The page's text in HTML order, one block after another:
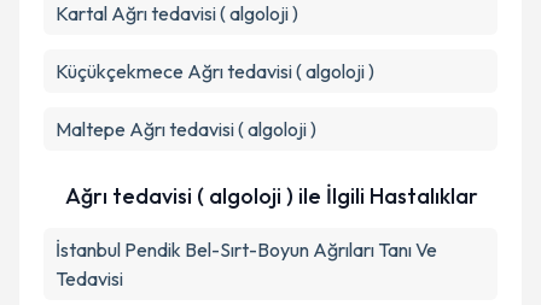
Kartal Ağrı tedavisi ( algoloji )
Küçükçekmece Ağrı tedavisi ( algoloji )
Maltepe Ağrı tedavisi ( algoloji )
Ağrı tedavisi ( algoloji ) ile İlgili Hastalıklar
İstanbul Pendik Bel-Sırt-Boyun Ağrıları Tanı Ve
Tedavisi